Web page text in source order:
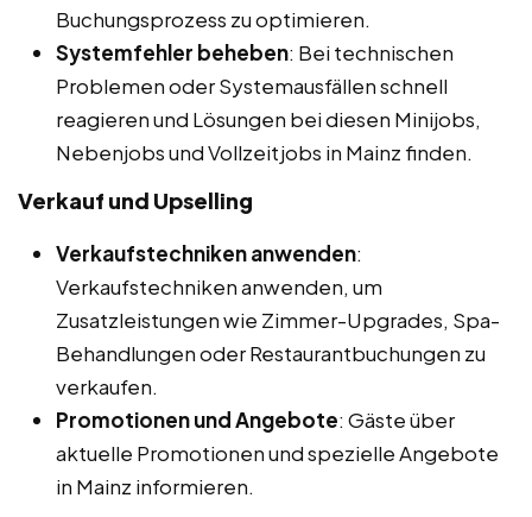
Buchungsprozess zu optimieren.
Systemfehler beheben: Bei technischen
Problemen oder Systemausfällen schnell
reagieren und Lösungen bei diesen Minijobs,
Nebenjobs und Vollzeitjobs in Mainz finden.
Verkauf und Upselling
Verkaufstechniken anwenden:
Verkaufstechniken anwenden, um
Zusatzleistungen wie Zimmer-Upgrades, Spa-
Behandlungen oder Restaurantbuchungen zu
verkaufen.
Promotionen und Angebote: Gäste über
aktuelle Promotionen und spezielle Angebote
in Mainz informieren.